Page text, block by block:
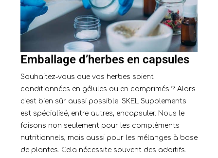
Emballage d’herbes en capsules
Souhaitez-vous que vos herbes soient
conditionnées en gélules ou en comprimés ? Alors
c’est bien sûr aussi possible. SKEL Supplements
est spécialisé, entre autres, encapsuler. Nous le
faisons non seulement pour les compléments
nutritionnels, mais aussi pour les mélanges à base
de plantes. Cela nécessite souvent des additifs.